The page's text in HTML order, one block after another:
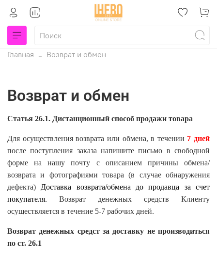
Главная Возврат и обмен
Возврат и обмен
Статья 26.1. Дистанционный способ продажи товара
Для осуществления возврата или обмена, в течении 7 дней
после поступления заказа напишите письмо в свободной
форме на нашу почту с описанием причины обмена/
возврата и фотографиями товара (в случае обнаружения
дефекта) Доставка возврата/обмена до продавца за счет
покупателя. Возврат денежных средств Клиенту
осуществляется в течение 5-7 рабочих дней.
Возврат денежных средст за доставку не производиться
по ст. 26.1